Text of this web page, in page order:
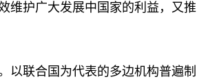
维护广大发展中国家的利益，又推
联合国为代表的多边机构普遍制